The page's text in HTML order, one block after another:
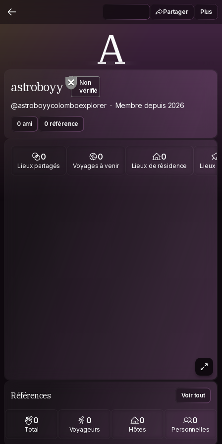
Partager Plus
A
astroboyy
Non
vérifié
@astroboyycolomboexplorer Membre depuis 2026
0 ami 0 référence
0
Lieux partagés
0
Voyages à venir
0
Lieux de résidence Lieux
Références Voir tout
0
Total
0
Voyageurs
0
Hôtes
0
Personnelles